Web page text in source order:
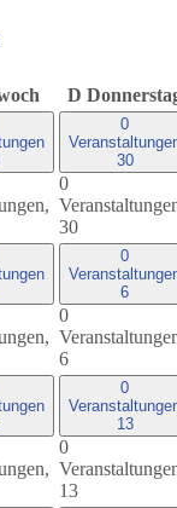
D
0
30
0
30
0
6
0
6
0
13
0
13